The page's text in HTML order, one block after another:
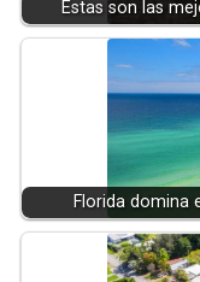
Estas son las
Florida domina